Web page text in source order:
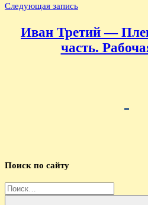
Следующая запись
Иван Третий —
часть.
Поиск по сайту
Найти: